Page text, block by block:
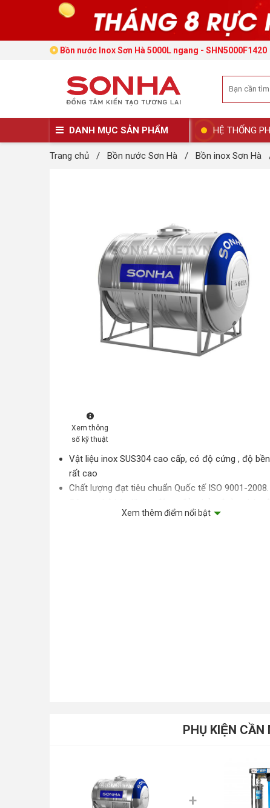
Bồn nước Inox Sơn Hà 5000L ngang - SHN5000F1420
DANH MỤC SẢN PHẨM HỆ THỐNG
Trang chủ / Bồn nước Sơn Hà / Bồn inox Sơn Hà
Xem thông
số kỹ thuật
Vật liệu inox SUS304 cao cấp, có độ cứng , độ bền
rất cao
Chất lượng đạt tiêu chuẩn Quốc tế ISO 9001-2008.
Thân bồn cứng cáp với thiết kế tiêu chuẩn
Xem thêm điểm nổi bật
PHỤ KIỆN